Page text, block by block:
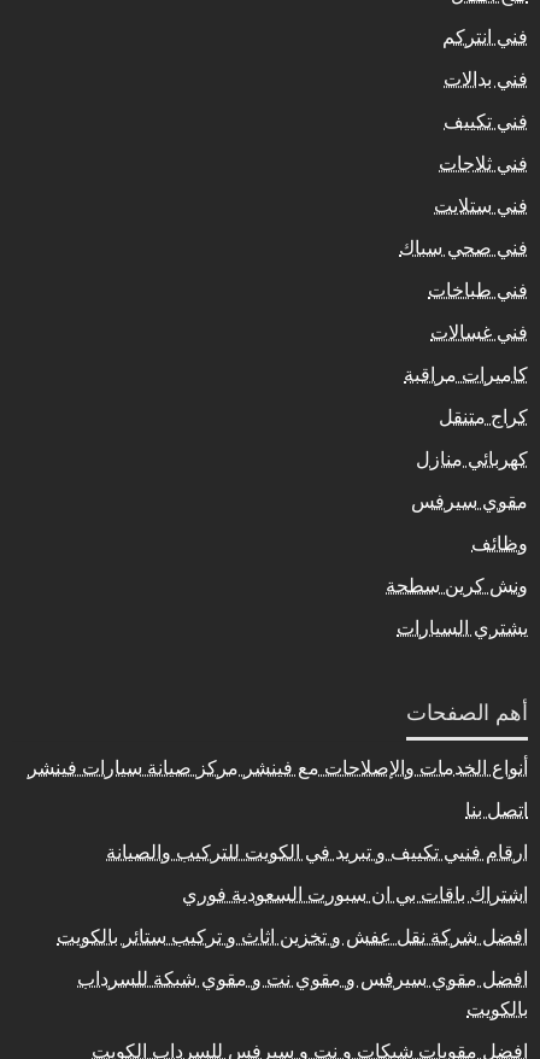
فني انتركم
فني بدالات
فني تكييف
فني ثلاجات
فني ستلايت
فني صحي سباك
فني طباخات
فني غسالات
كاميرات مراقبة
كراج متنقل
كهربائي منازل
مقوي سيرفس
وظائف
ونش كرين سطحة
يشتري السيارات
أهم الصفحات
أنواع الخدمات والإصلاحات مع فينشر مركز صيانة سيارات فينشر
اتصل بنا
ارقام فنيي تكييف و تبريد في الكويت للتركيب والصيانة
اشتراك باقات بي ان سبورت السعودية فوري
افضل شركة نقل عفش و تخزين اثاث و تركيب ستائر بالكويت
افضل مقوي سيرفس و مقوي نت و مقوي شبكة للسرداب
بالكويت
افضل مقويات شبكات و نت و سيرفس للسرداب الكويت